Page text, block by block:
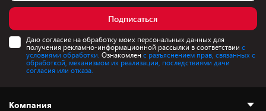
Подписаться
Даю согласие на обработку моих персональных данных для
получения рекламно-информационной рассылки в соответствии с
условиями обработки. Ознакомлен с разъяснением прав, связанных с
обработкой, механизмом их реализации, последствиями дачи
согласия или отказа.
Компания